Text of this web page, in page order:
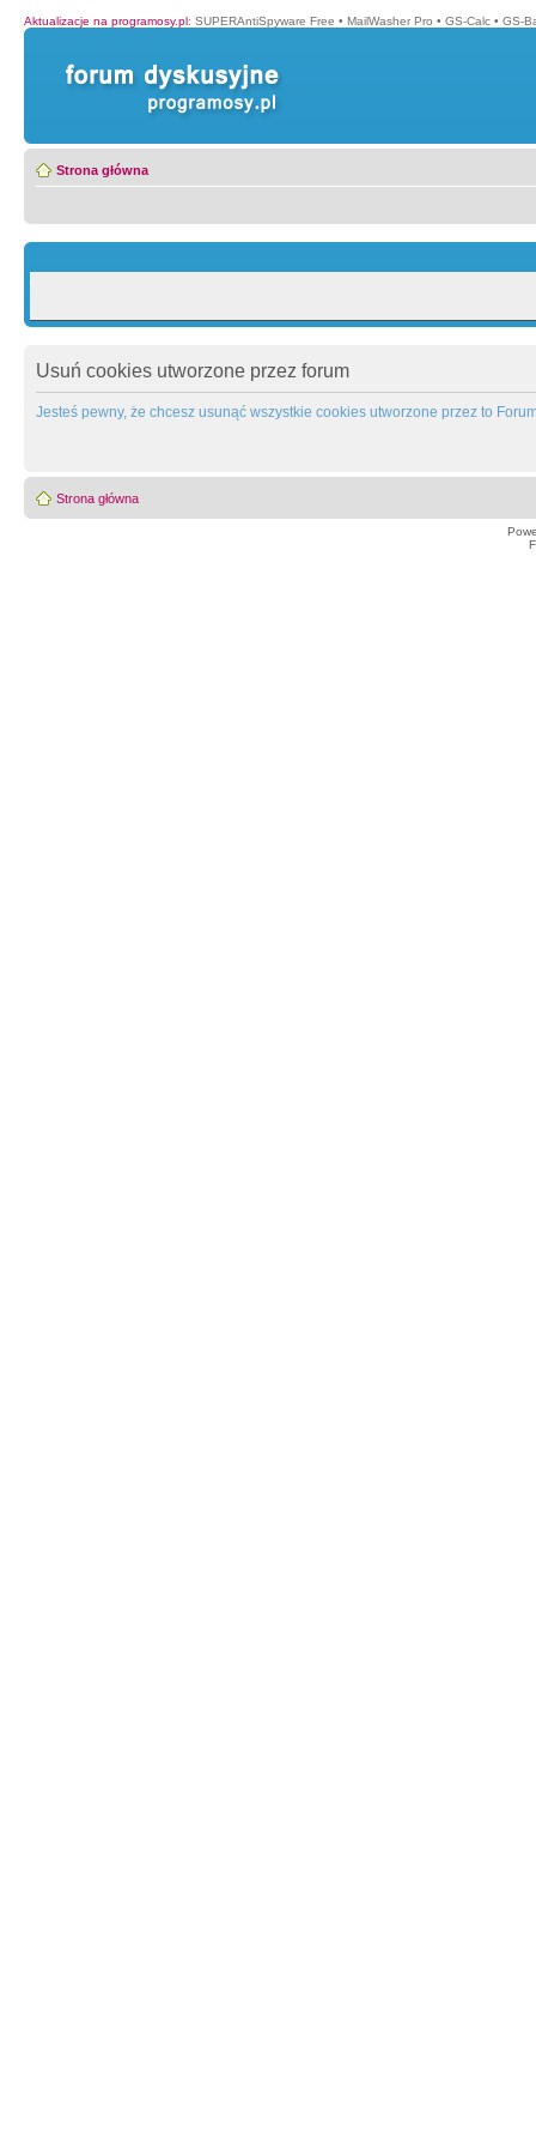
Aktualizacje na programosy.pl: SUPERAntiSpyware Free • MailWasher Pro • GS-Calc • GS-
Strona główna
Usuń cookies utworzone przez forum
Jesteś pewny, że chcesz usunąć wszystkie cookies utworzone przez to
Strona główna